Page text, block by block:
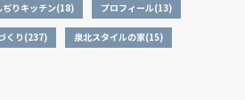
ぢりキッチン(18) プロフィール(13)
くり(237) 泉北スタイルの家(15)